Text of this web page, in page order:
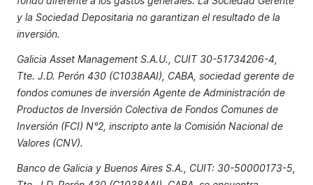
y la Sociedad Depositaria no garantizan el resultado de la
inversión.
Galicia Asset Management S.A.U., CUIT 30-51734206-4,
Tte. J.D. Perón 430 (C1038AAI), CABA, sociedad gerente de
fondos comunes de inversión Agente de Administración de
Productos de Inversión Colectiva de Fondos Comunes de
Inversión (FCI) N°2, inscripto ante la Comisión Nacional de
Valores (CNV).
Banco de Galicia y Buenos Aires S.A., CUIT: 30-50000173-5,